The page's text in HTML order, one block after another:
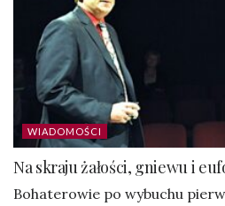
WIADOMOŚCI
Na skraju żałości, gniewu i
Bohaterowie po wybuchu